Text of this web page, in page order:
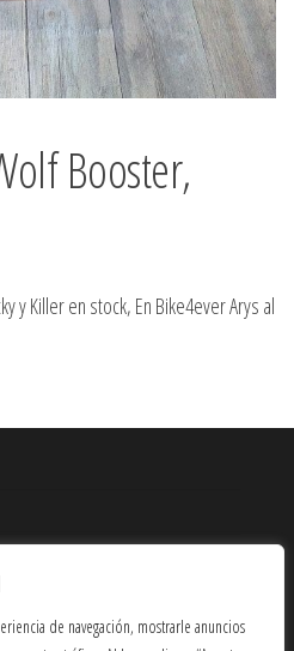
de navegación, mostrarle anuncios
Booster,
y Killer en stock, En Bike4ever Arys al